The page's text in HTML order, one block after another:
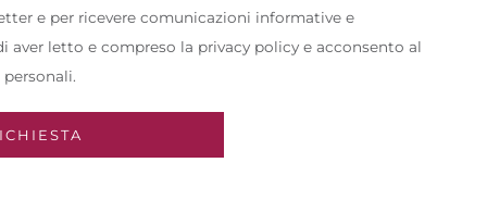
e per ricevere comunicazioni informative e
aver letto e compreso la privacy policy e acconsento al